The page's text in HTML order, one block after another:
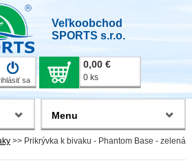
Veľkoobchod
SPORTS s.r.o.
sa
0,00 €
0 ks
>> Prikrývka k bivaku - Phantom Base - zelená
Menu